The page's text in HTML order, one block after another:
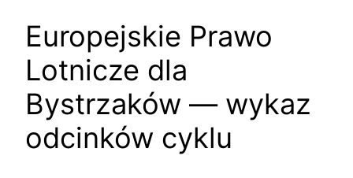
Europejskie Prawo
Lotnicze dla
Bystrzaków — wykaz
odcinków cyklu